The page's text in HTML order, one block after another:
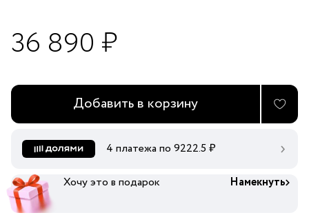
36 890 ₽
Добавить в корзину
4 платежа по 9222.5 ₽
Хочу это в подарок Намекнуть